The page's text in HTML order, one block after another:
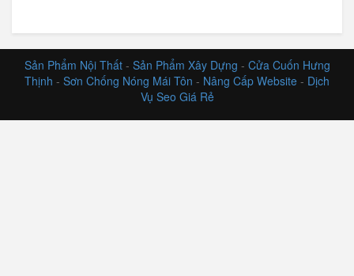
Sản Phẩm Nội Thất- Sản Phẩm Xây Dựng - Cửa Cuốn Hưng
Thịnh - Sơn Chống Nóng Mái Tôn - Nâng Cấp Website - Dịch
Vụ Seo Giá Rẻ